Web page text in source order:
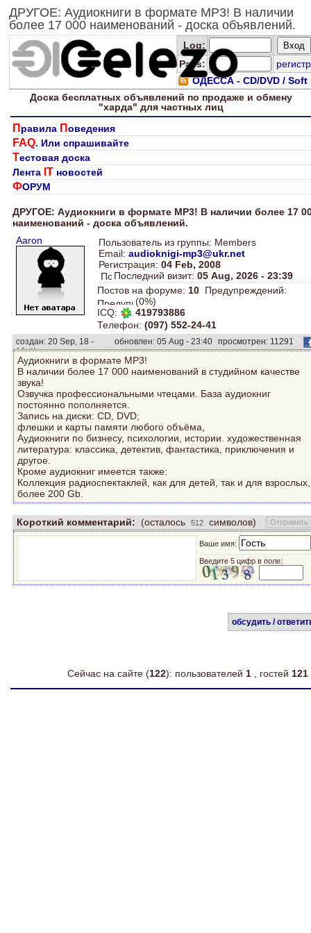
ДРУГОЕ: Аудиокниги в формате MP3! В наличии
более 17 000 наименований - доска объявлений.
Log:
Pass:
регистр
ОДЕССА - CD/DVD / Soft
Доскабесплатных объявлений по продаже и обмену
"харда" длячастных лиц
П равила Поведения
FAQ. Или спрашивайте
Тестовая доска
Лента IT новостей
ФОРУМ
ДРУГОЕ: Аудиокниги в формате MP3! В наличии более 17
наименований - доска объявлений.
Aaron
Пользователь из группы: Members
Email: audioknigi-mp3@ukr.net
Регистрация: 04 Feb, 2008
Последний визит: 05 Aug, 2026 - 23:39
Постов на форуме: 10 Предупреждений:
(0%)
ICQ:
419793886
Телефон: (097) 552-24-41
создан: 20 Sep, 18 -
19:41
обновлен: 05 Aug - 23:40 просмотрен: 11291
раз.
Аудиокниги в формате MP3!
В наличии более 17 000 наименований в студийном качестве
звука!
Озвучка профессиональными чтецами. База аудиокниг
постоянно пополняется.
Запись на диски: CD, DVD;
флешки и карты памяти любого объёма,
Аудиокниги по бизнесу, психологии, истории. художественная
литература: классика, детектив, фантастика, приключения и
другое.
Кроме аудиокниг имеется также:
Коллекция радиоспектаклей, как для детей, так и для взрослых,
более 200 Gb.
Короткий комментарий: (осталось символов)
Ваше имя:
Введите 5 цифр в поле:
обсудить /
Сейчас на сайте (122): пользователей 1 , гостей 121